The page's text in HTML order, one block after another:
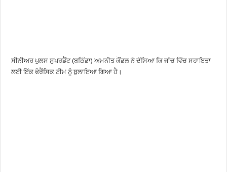
ਸੀਨੀਅਰ ਪੁਲਸ ਸੁਪਰਡੈਂਟ (ਬਠਿੰਡਾ) ਅਮਨੀਤ ਕੌਂਡਲ ਨੇ ਦੱਸਿਆ ਕਿ ਜਾਂਚ ਵਿੱਚ ਸਹਾਇਤਾ
ਲਈ ਇੱਕ ਫੋਰੈਂਸਿਕ ਟੀਮ ਨੂੰ ਬੁਲਾਇਆ ਗਿਆ ਹੈ।